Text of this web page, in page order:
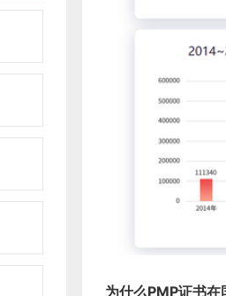
为什么PMP证书在